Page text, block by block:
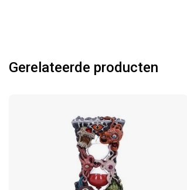
Gerelateerde producten